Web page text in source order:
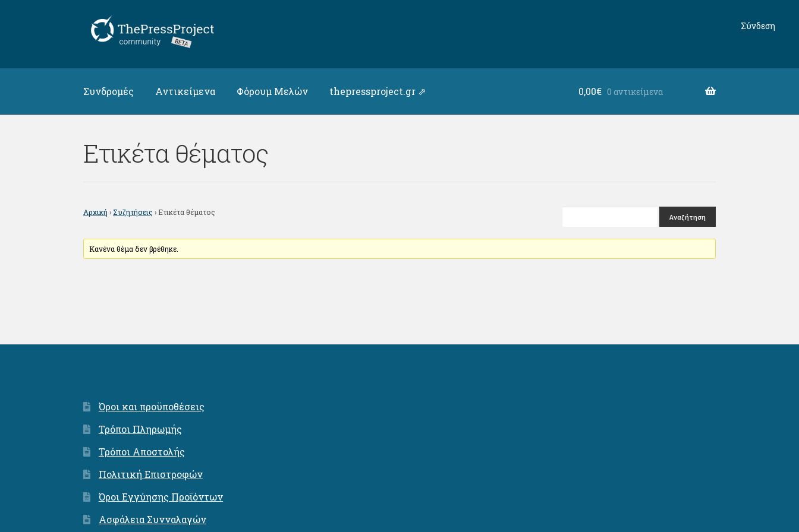
Απευθείας
μετάβαση
Μετάβαση
σε
περιεχόμενο
Συνδρομές Αντικείμενα Φόρουμ Μελών thepressproject.gr ⇗ 0,00€ 0 αντικείμενα
Σύνδεση
Ετικέτα θέματος
Αρχική › Συζητήσεις › Ετικέτα θέματος
Κανένα θέμα δεν βρέθηκε.
Όροι και προϋποθέσεις
Τρόποι Πληρωμής
Τρόποι Αποστολής
Πολιτική Επιστροφών
Όροι Εγγύησης Προϊόντων
Ασφάλεια Συνναλαγών